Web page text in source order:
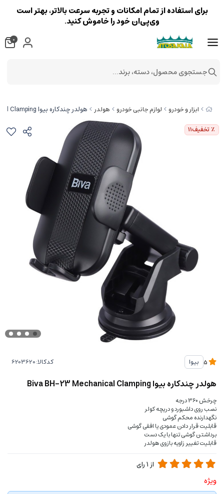
ابزار و خودرو لوازم جانبی خودرو هولدر هولدر چندکاره بیوا Biva BH-23 Mechanical Clamping
٪ تخفیف11
بیوا کدکالا:
هولدر چندکاره بیوا Biva BH-23 Mechanical Clamping
چرخش 360 درجه
نصب روی داشبورد و دریچه کولر
نگهدارنده محکم گوشی
قابلیت قرار دادن عمودی یا افقی گوشی
برداشتن گوشی تنها با یک دست
قابلیت تغییر زاویه بازوی هولدر
از 1رای
ویژه
برای استفاده از تمام امکانات و تجربه سرعت بالاتر، بهتر است
وی‌پی‌ان خود را خاموش کنید.
0
جستجوی محصول، دسته، برند...